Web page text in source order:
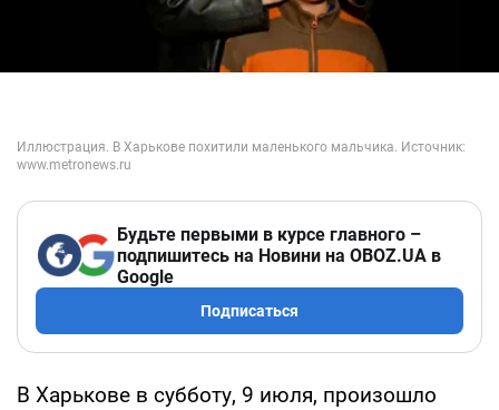
Будьте первыми в курсе главного –
подпишитесь на Новини на OBOZ.UA в
Google
Подписаться
В Харькове в субботу, 9 июля, произошло